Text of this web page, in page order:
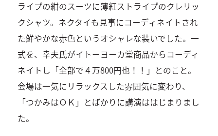
ライプの紺のスーツに薄紅ストライプのクレリッ
クシャツ。ネクタイも見事にコーディネイトされ
た鮮やかな赤色というオシャレな装いでした。一
式を、幸夫氏がイトーヨーカ堂商品からコーディ
ネイトし「全部で４万800円也！！」とのこと。
会場は一気にリラックスした雰囲気に変わり、
「つかみはＯＫ」とばかりに講演ははじまりまし
た。